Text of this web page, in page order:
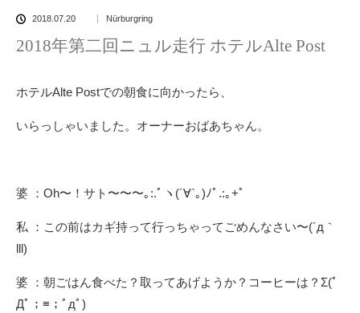
2018.07.20 Nürburgring
2018年第二回ニュル走行 ホテルAlte Post
ホテルAlte Postでの朝食に向かったら、
いらっしゃいました。オーナーおばあちゃん。
婆 ：Oh〜！サト〜〜〜｡:.ﾟヽ(´∀`｡)ﾉﾟ.:｡+ﾟ
私 ：この前はカギ持って行っちゃってごめんなさい〜(´д｀
lll)
婆 ：朝ごはん食べた？取ってあげようか？コーヒーは？Σ(ﾟ
Дﾟ；≡；ﾟдﾟ)